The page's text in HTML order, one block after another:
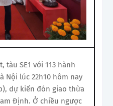
tàu SE1 với 113 hành
Nội lúc 22h10 hôm nay
dự kiến đón giao thừa
Định. Ở chiều ngược